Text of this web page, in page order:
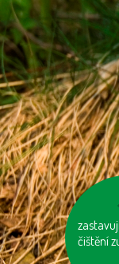
čištění
nosme
na